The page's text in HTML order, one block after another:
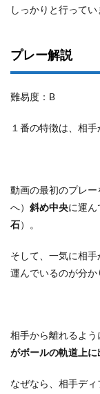
しっかりと行ってい
プレー解説
難易度：B
１番の特徴は、相
動画の最初のプレ
へ） 斜め中央に運ん
石）。
そして、一気に相手
運んでいるのが分か
相手から離れるよう
がボールの軌道上に
なぜなら、相手デ